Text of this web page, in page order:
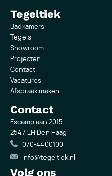
Tegeltiek
Badkamers
Tegels
Showroom
Projecten
Contact
Vacatures
Afspraak maken
Contact
Escamplaan 2015
2547 EH Den Haag
070-4400100
info@tegeltiek.nl
Volg ons